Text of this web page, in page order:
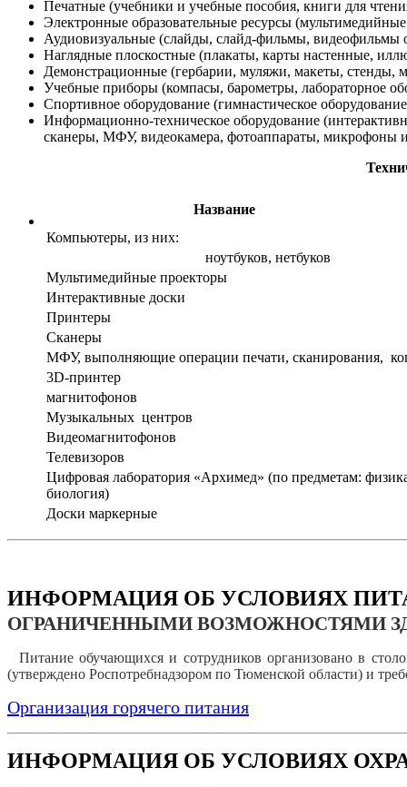
Печатные (учебники и учебные пособия, книги для
Электронные образовательные ресурсы
Аудиовизуальные (слайды, слайд-фильмы,
Наглядные плоскостные (плакаты, карты настенные,
Демонстрационные (гербарии, муляжи, макеты, стенды,
Учебные приборы (компасы, барометры, лабораторное
Спортивное оборудование (гимнастическое
Информационно-техническое оборудование
сканеры, МФУ, видеокамера, фотоаппараты, микрофоны
Название
Компьютеры, из них:
ноутбуков, нетбуков
Мультимедийные проекторы
Интерактивные доски
Принтеры
Сканеры
МФУ, выполняющие операции печати, сканирования,
3D-принтер
магнитофонов
Музыкальных центров
Видеомагнитофонов
Телевизоров
Цифровая лаборатория «Архимед» (по предметам:
биология)
Доски маркерные
ИНФОРМАЦИЯ ОБ УСЛОВИЯХ
ОГРАНИЧЕННЫМИ ВОЗМОЖНОСТЯМИ
Питание обучающихся и сотрудников организовано в
(утверждено Роспотребнадзором по Тюменской области) и
Организация горячего питания
ИНФОРМАЦИЯ ОБ УСЛОВИЯХ